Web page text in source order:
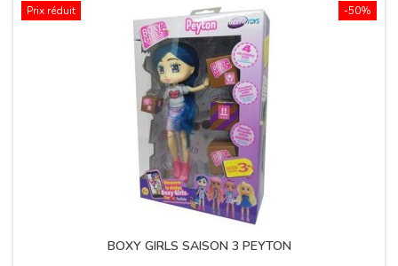
-50%
Prix réduit
BOXY GIRLS SAISON 3 PEYTON